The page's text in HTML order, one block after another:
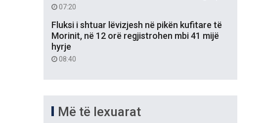
07:20
Fluksi i shtuar lëvizjesh në pikën kufitare të
Morinit, në 12 orë regjistrohen mbi 41 mijë
hyrje
08:40
Më të lexuarat